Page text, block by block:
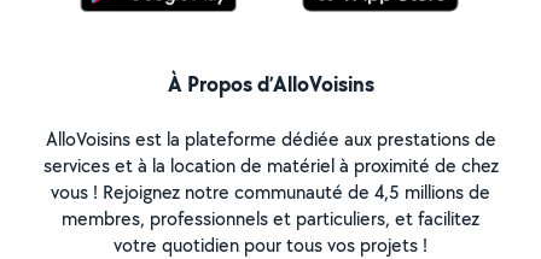
À Propos d’AlloVoisins
AlloVoisins est la plateforme dédiée aux prestations de
services et à la location de matériel à proximité de chez
vous ! Rejoignez notre communauté de 4,5 millions de
membres, professionnels et particuliers, et facilitez
votre quotidien pour tous vos projets !